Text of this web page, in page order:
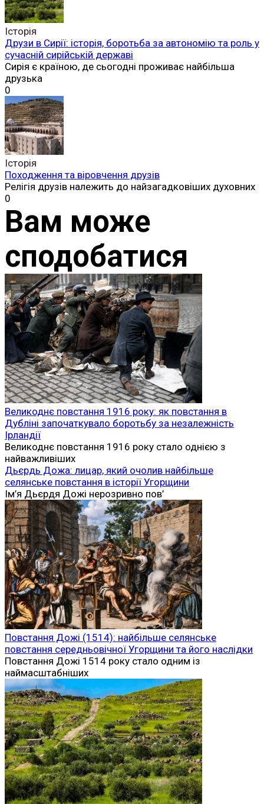
Історія
Друзи в Сирії: історія, боротьба за автономію та роль у
сучасній сирійській державі
Сирія є країною, де сьогодні проживає найбільша
друзька
0
Історія
Походження та віровчення друзів
Релігія друзів належить до найзагадковіших духовних
0
Вам може
сподобатися
Великоднє повстання 1916 року: як повстання в
Дубліні започаткувало боротьбу за незалежність
Ірландії
Великоднє повстання 1916 року стало однією з
найважливіших
Дьєрдь Дожа: лицар, який очолив найбільше
селянське повстання в історії Угорщини
Ім’я Дьєрдя Дожі нерозривно пов’
Повстання Дожі (1514): найбільше селянське
повстання середньовічної Угорщини та його наслідки
Повстання Дожі 1514 року стало одним із
наймасштабніших